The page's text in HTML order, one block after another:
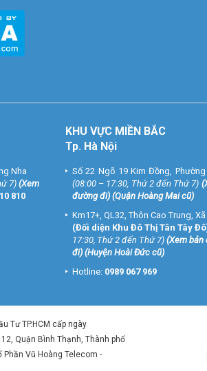
Nha
7)(Xem
810
KHU VỰC MIỀN BẮC
Tp. Hà Nội
Số 22 Ngõ 19 Kim Đồng,
(08:00 – 17:30, Thứ 2 đến Thứ 7) (
đường đi) (Quận Hoàng Mai cũ)
Km17+, QL32, Thôn Cao Trung,
(Đối diện Khu Đô Thị Tân Tây
17:30, Thứ 2 đến Thứ 7) (Xem bản
đi) (Huyện Hoài Đức cũ)
Hotline: 0989 067 969
Tư TP.HCM cấp ngày
Quận Bình Thạnh, Thành phố
Phần Vũ Hoàng Telecom -